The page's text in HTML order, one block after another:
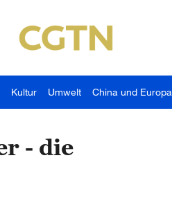
Kultur Umwelt China und Europa
- die